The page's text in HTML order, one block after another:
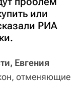
или
РИА
Евгения
отменяющие